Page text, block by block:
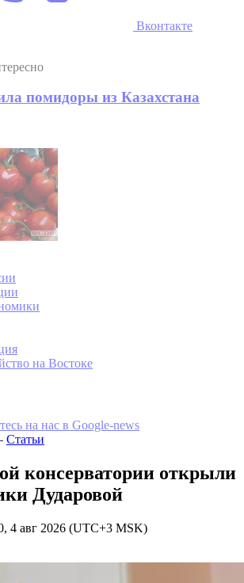
Вконтакте
помидоры из Казахстана
на Востоке
на наc в Google-news
Статьи
консерватории открыли
Дударовой
4 авг 2026 (UTC+3 MSK)